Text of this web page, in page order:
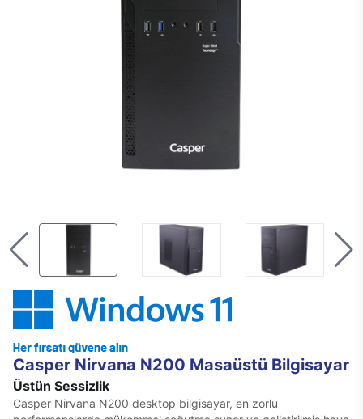
Casper Nirvana N200 Masaüstü Bilgisayar
Üstün Sessizlik
Casper Nirvana N200 desktop bilgisayar, en zorlu